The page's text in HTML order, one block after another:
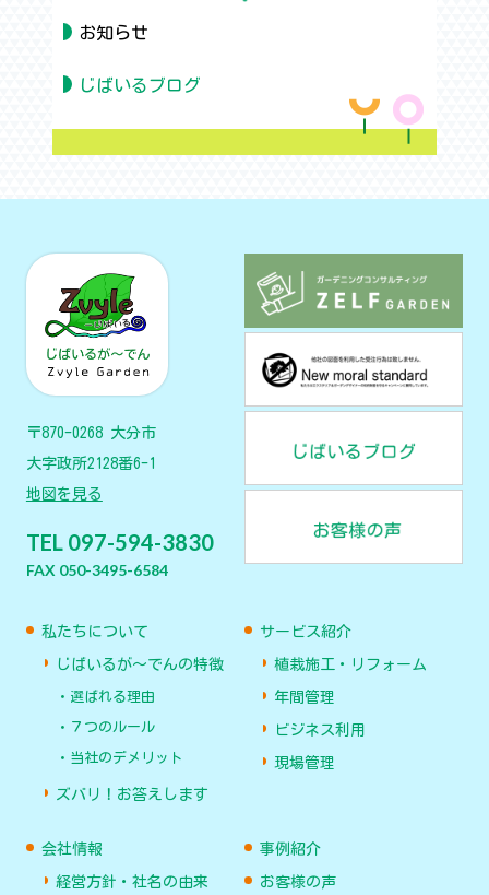
お知らせ
じばいるブログ
〒870-0268 大分市
大字政所2128番6-1
地図を見る
TEL 097-594-3830
FAX 050-3495-6584
私たちについて
じばいるが〜でんの特徴
選ばれる理由
７つのルール
当社のデメリット
ズバリ！お答えします
サービス紹介
植栽施工・リフォーム
年間管理
ビジネス利用
現場管理
会社情報
経営方針・社名の由来
事例紹介
お客様の声